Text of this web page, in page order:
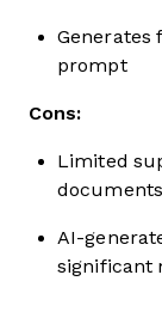
Generates
prompt
Cons:
Limited
documents
AI-
significant